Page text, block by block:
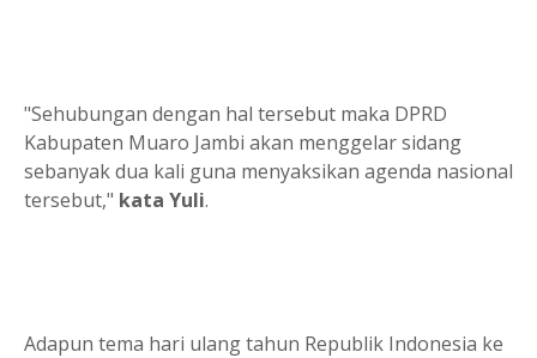
"Sehubungan dengan hal tersebut maka DPRD
Kabupaten Muaro Jambi akan menggelar sidang
sebanyak dua kali guna menyaksikan agenda nasional
tersebut," kata Yuli.
Adapun tema hari ulang tahun Republik Indonesia ke